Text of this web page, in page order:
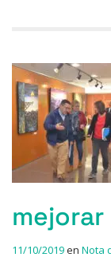
11/10/2019en Nota